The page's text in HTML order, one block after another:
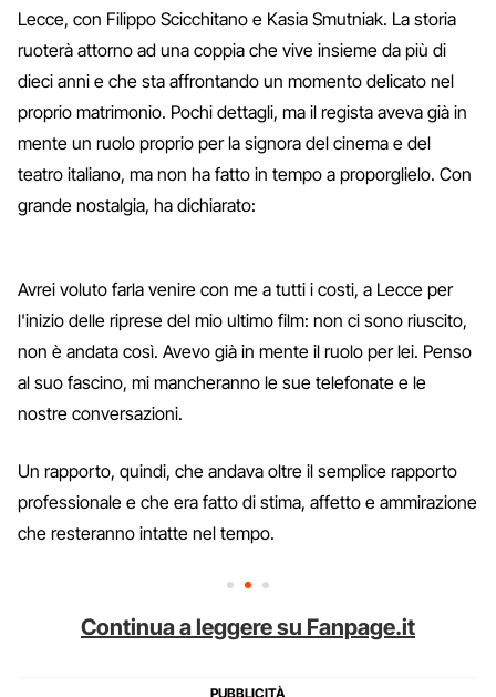
Lecce, con Filippo Scicchitano e Kasia Smutniak. La storia
ruoterà attorno ad una coppia che vive insieme da più di
dieci anni e che sta affrontando un momento delicato nel
proprio matrimonio. Pochi dettagli, ma il regista aveva già in
mente un ruolo proprio per la signora del cinema e del
teatro italiano, ma non ha fatto in tempo a proporglielo. Con
grande nostalgia, ha dichiarato:
Avrei voluto farla venire con me a tutti i costi, a Lecce per
l'inizio delle riprese del mio ultimo film: non ci sono riuscito,
non è andata così. Avevo già in mente il ruolo per lei. Penso
al suo fascino, mi mancheranno le sue telefonate e le
nostre conversazioni.
Un rapporto, quindi, che andava oltre il semplice rapporto
professionale e che era fatto di stima, affetto e ammirazione
che resteranno intatte nel tempo.
Continua a leggere su Fanpage.it